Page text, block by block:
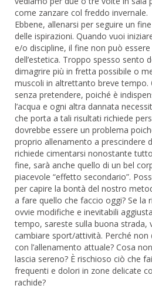
come zanzare col freddo invernale.
Ebbene, allenarsi per seguire un
delle ispirazioni. Quando vuoi
e/o discipline, il fine non può
dell’estetica. Troppo spesso sento
dimagrire più in fretta possibile o
muscoli in altrettanto breve tempo.
senza pretendere, poiché è
l’acqua e ogni altra dannata
che porta a tali risultati richiede
dovrebbe essere un problema
proprio allenamento a prescindere
richiede cimentarsi nonostante
fine, sarà anche quello di un bel
piacevole “effetto secondario”.
per capire la bontà del nostro
a fare quello che faccio oggi? Se la
ovvie modifiche e inevitabili
tempo, sareste sulla buona strada,
cambiare sport/attività. Perché non
con l’allenamento attuale? Cosa
lascia sereno? È rischioso ciò che
frequenti e dolori in zone delicate
rachide?